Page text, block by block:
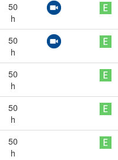
50
h
50
h
50
h
50
h
50
h